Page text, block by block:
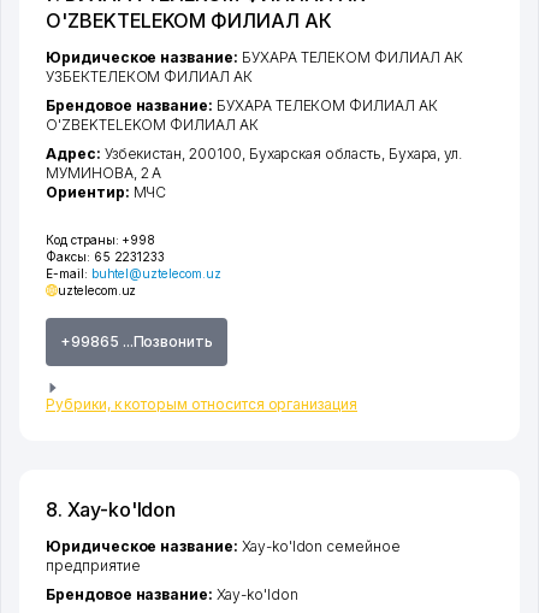
O'ZBEKTELEKOM ФИЛИАЛ АК
Код страны: +998
Факсы: 65 2231233
E-mail: buhtel@uztelecom.uz
uztelecom.uz
+99865 ...Позвонить
Рубрики, к которым относится организация
Юридическое название: БУХАРА ТЕЛЕКОМ ФИЛИАЛ АК
УЗБЕКТЕЛЕКОМ ФИЛИАЛ АК
Брендовое название: БУХАРА ТЕЛЕКОМ ФИЛИАЛ АК
O'ZBEKTELEKOM ФИЛИАЛ АК
Адрес: Узбекистан, 200100, Бухарская область, Бухара,ул.
МУМИНОВА, 2 А
Ориентир: МЧС
8. Xay-ko'ldon
Юридическое название: Xay-ko'ldon семейное
предприятие
Брендовое название: Xay-ko'ldon